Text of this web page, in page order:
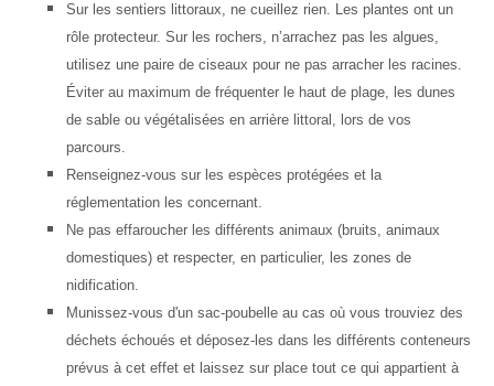
Sur les sentiers littoraux, ne cueillez rien. Les plantes ont un
rôle protecteur. Sur les rochers, n’arrachez pas les algues,
utilisez une paire de ciseaux pour ne pas arracher les racines.
Éviter au maximum de fréquenter le haut de plage, les dunes
de sable ou végétalisées en arrière littoral, lors de vos
parcours.
Renseignez-vous sur les espèces protégées et la
réglementation les concernant.
Ne pas effaroucher les différents animaux (bruits, animaux
domestiques) et respecter, en particulier, les zones de
nidification.
Munissez-vous d'un sac-poubelle au cas où vous trouviez des
déchets échoués et déposez-les dans les différents conteneurs
prévus à cet effet et laissez sur place tout ce qui appartient à